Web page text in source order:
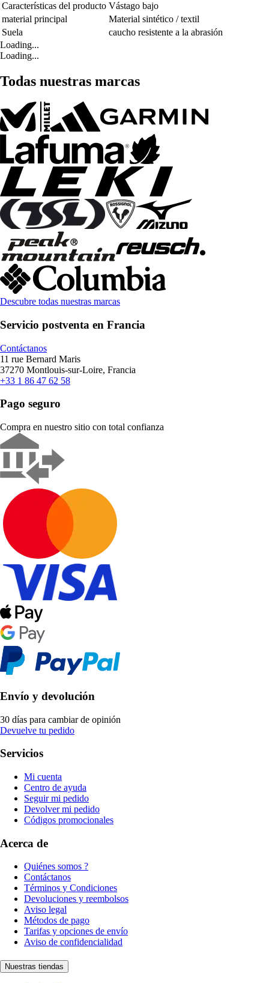
Características del producto Vástago bajo
material principal
Material sintético / textil
Suela
caucho resistente a la abrasión
Loading...
Loading...
Todas nuestras marcas
Descubre todas nuestras marcas
Servicio postventa en Francia
Contáctanos
11 rue Bernard Maris
37270 Montlouis-sur-Loire, Francia
+33 1 86 47 62 58
Pago seguro
Compra en nuestro sitio con total confianza
Envío y devolución
30 días para cambiar de opinión
Devuelve tu pedido
Servicios
Mi cuenta
Centro de ayuda
Seguir mi pedido
Devolver mi pedido
Códigos promocionales
Acerca de
Quiénes somos ?
Contáctanos
Términos y Condiciones
Devoluciones y reembolsos
Aviso legal
Métodos de pago
Tarifas y opciones de envío
Aviso de confidencialidad
Nuestras tiendas